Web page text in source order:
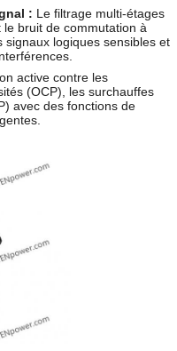
: Le filtrage multi-étages
bruit de commutation à
logiques sensibles et
active contre les
(OCP), les surchauffes
avec des fonctions de